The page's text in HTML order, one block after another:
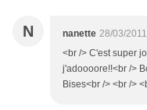
N nanette 28/03/
<br /> C'est super
j'adoooore!!<br />
Bises<br /> <br />